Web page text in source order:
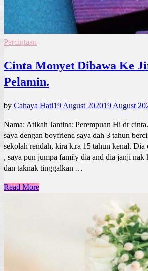
Percintaan
Cinta Monyet Dibawa Ke
Pelamin.
by Cahaya Hati19 August 202019 August
Nama: Atikah Jantina: Perempuan Hi dr
saya dengan boyfriend saya dah 3 tahun
sekolah rendah, kira kira 15 tahun kenal. Dia
, saya pun jumpa family dia and dia janji nak
dan taknak tinggalkan …
Read More